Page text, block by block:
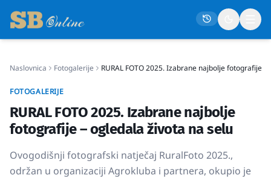
Politika
Život
Naslovnica Fotogalerije RURAL FOTO 2025. Izabrane najbolje fotografije
FOTOGALERIJE
RURAL FOTO 2025. Izabrane najbolje
fotografije – ogledala života na selu
Ovogodišnji fotografski natječaj RuralFoto 2025.,
održan u organizaciji Agrokluba i partnera, okupio je